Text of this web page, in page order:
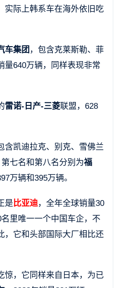
实际上韩系车在海外依旧吃
车集团 ，包含克莱斯勒、菲
量640万辆，同样表现非常
雷诺-日产-三菱联盟，628
含凯迪拉克、别克、雪佛兰
七名和第八名分别为福
万辆和395万辆。
是比亚迪，全年全球销量30
里唯一一个中国车企，不
，它和头部国际大厂相比还
惊，它同样来自日本，为已